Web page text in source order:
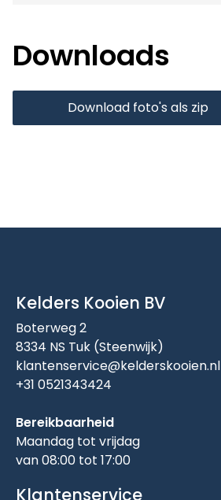
Downloads
Download foto's als zip
Kelders Kooien BV
Boterweg 2
8334 NS Tuk (Steenwijk)
klantenservice@kelderskooien.nl
+31 0521343424
Bereikbaarheid
Maandag tot vrijdag
van 08:00 tot 17:00
Klantenservice